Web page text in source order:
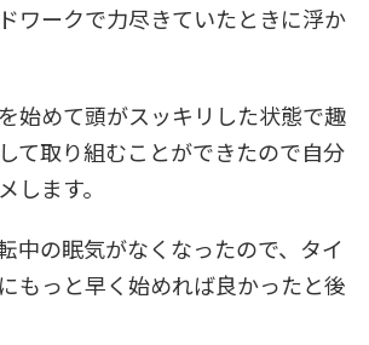
ワークで力尽きていたときに浮か
始めて頭がスッキリした状態で趣
て取り組むことができたので自分
します。
中の眠気がなくなったので、タイ
もっと早く始めれば良かったと後